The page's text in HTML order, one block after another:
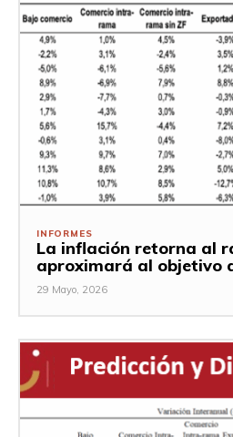
INFORMES
La inflación retorna al
aproximará al objetivo
29 Mayo, 2026